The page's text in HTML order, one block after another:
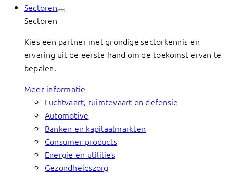
Sectoren
Sectoren
Kies een partner met grondige sectorkennis en
ervaring uit de eerste hand om de toekomst ervan te
bepalen.
Meer informatie
Luchtvaart, ruimtevaart en defensie
Automotive
Banken en kapitaalmarkten
Consumer products
Energie en utilities
Gezondheidszorg